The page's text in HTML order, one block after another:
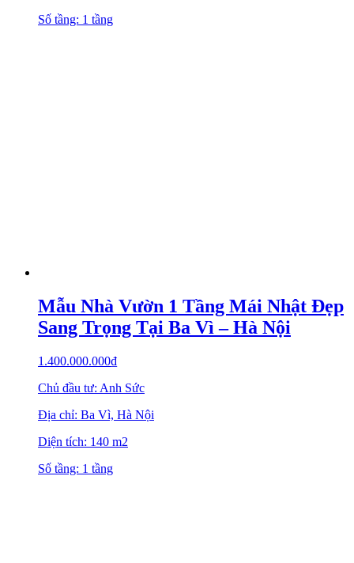
Số tầng: 1 tầng
Mẫu Nhà Vườn 1 Tầng Mái Nhật Đẹp
Sang Trọng Tại Ba Vì – Hà Nội
1.400.000.000₫
Chủ đầu tư: Anh Sức
Địa chỉ: Ba Vì, Hà Nội
Diện tích: 140 m2
Số tầng: 1 tầng